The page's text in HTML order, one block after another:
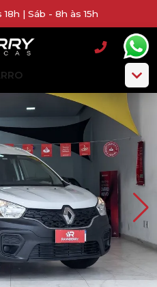
| Sáb - 8h às 15h